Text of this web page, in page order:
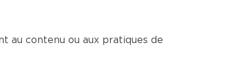
au contenu ou aux pratiques de